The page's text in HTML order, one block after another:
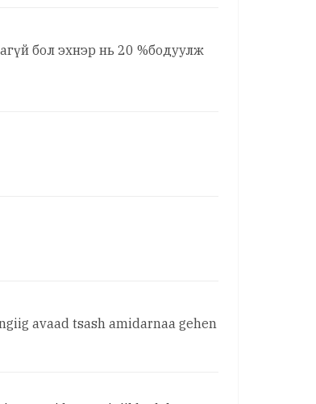
бол эхнэр нь 20 %бодуулж
avaad tsash amidarnaa gehen